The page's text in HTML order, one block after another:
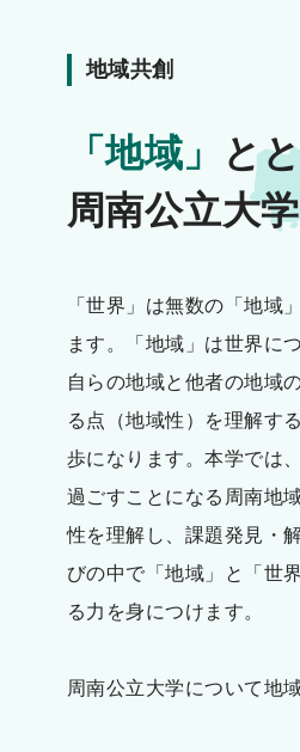
地域共創
「地域」
と
周南公立大学
「世界」は無数の「地域
ます。「地域」は世界に
自らの地域と他者の地域
る点（地域性）を理解す
歩になります。本学では
過ごすことになる周南地
性を理解し、課題発見・
びの中で「地域」と「世
る力を身につけます。
周南公立大学について地